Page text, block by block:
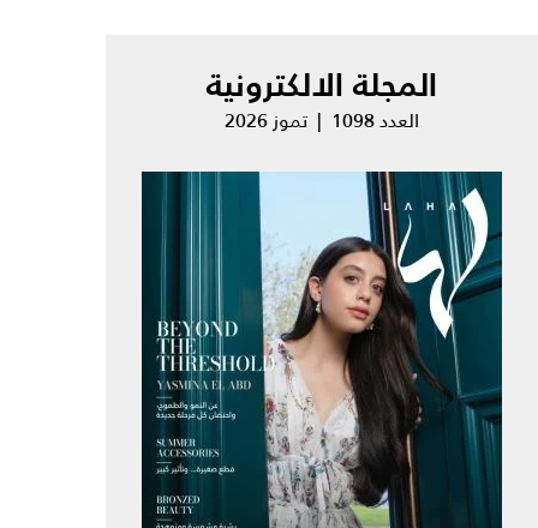
المجلة الالكترونية
العدد 1098 | تموز 2026